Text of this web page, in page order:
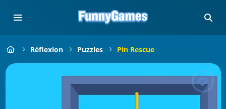
Réflexion Puzzles Pin Rescue